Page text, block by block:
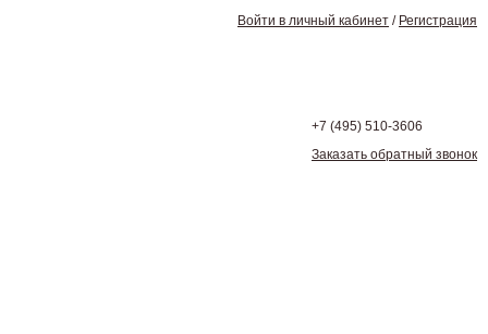
Войти в личный кабинет / Регистрация
+7 (495) 510-3606
Заказать обратный звонок